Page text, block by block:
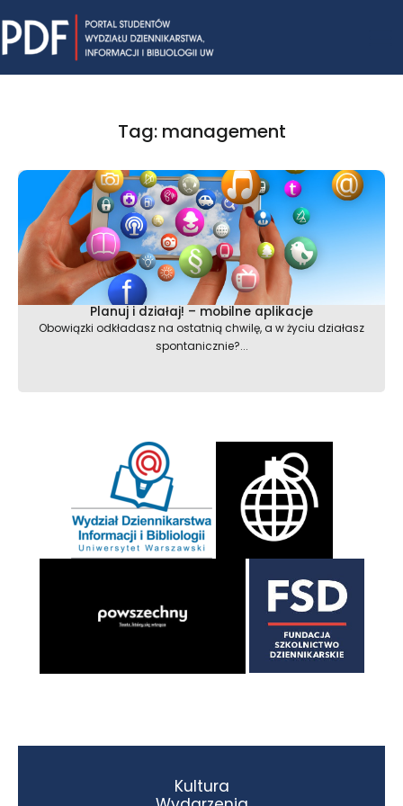
to
content
Tag: management
Planuj i działaj! – mobilne aplikacje
Obowiązki odkładasz na ostatnią chwilę, a w życiu działasz
spontanicznie?...
Kultura